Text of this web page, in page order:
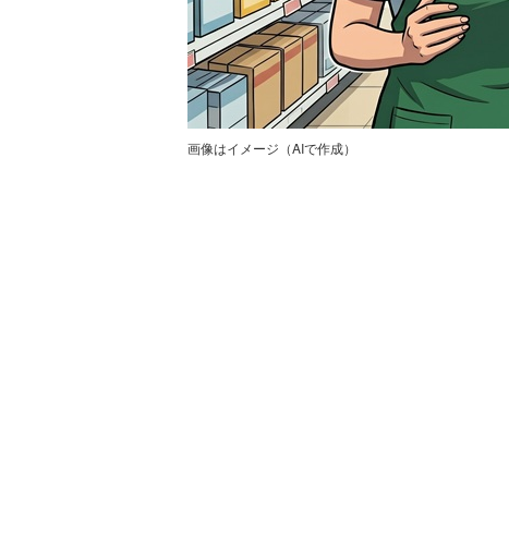
画像はイメージ（AIで作成）